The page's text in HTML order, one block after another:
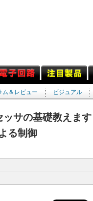
ム＆レビュー ビジュアル
ッサの基礎教え
る制御